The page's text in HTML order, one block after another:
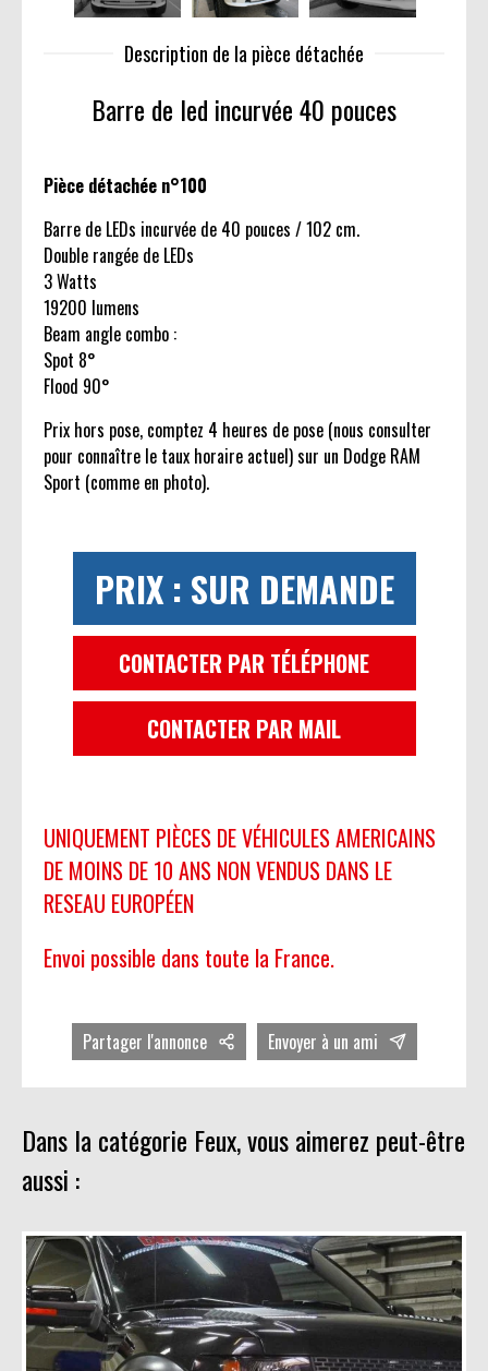
Description de la pièce détachée
Barre de led incurvée 40 pouces
Pièce détachée n°100
Barre de LEDs incurvée de 40 pouces / 102 cm.
Double rangée de LEDs
3 Watts
19200 lumens
Beam angle combo :
Spot 8°
Flood 90°
Prix hors pose, comptez 4 heures de pose (nous consulter
pour connaître le taux horaire actuel) sur un Dodge RAM
Sport (comme en photo).
PRIX : SUR DEMANDE
CONTACTER PAR TÉLÉPHONE
CONTACTER PAR MAIL
UNIQUEMENT PIÈCES DE VÉHICULES AMERICAINS
DE MOINS DE 10 ANS NON VENDUS DANS LE
RESEAU EUROPÉEN
Envoi possible dans toute la France.
Partager l'annonce Envoyer à un ami
Dans la catégorie Feux, vous aimerez peut-être
aussi :